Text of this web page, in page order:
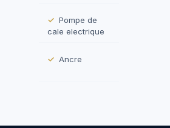
Pompe de
cale electrique
Ancre